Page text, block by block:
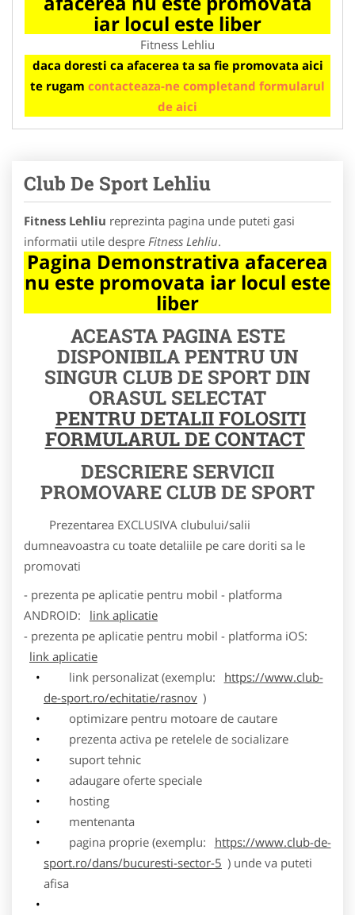
iar locul este liber
Fitness Lehliu
daca doresti ca afacerea ta sa fie promovata aici
te rugam contacteaza-ne completand formularul
de aici
Club De Sport Lehliu
Fitness Lehliu reprezinta pagina unde puteti gasi
informatii utile despre Fitness Lehliu.
Pagina Demonstrativa afacerea
nu este promovata iar locul este
liber
ACEASTA PAGINA ESTE
DISPONIBILA PENTRU UN
SINGUR CLUB DE SPORT DIN
ORASUL SELECTAT
PENTRU DETALII FOLOSITI
FORMULARUL DE CONTACT
DESCRIERE SERVICII
PROMOVARE CLUB DE SPORT
Prezentarea EXCLUSIVA clubului/salii
dumneavoastra cu toate detaliile pe care doriti sa le
promovati
- prezenta pe aplicatie pentru mobil - platforma
ANDROID:
link aplicatie
- prezenta pe aplicatie pentru mobil - platforma iOS:
link aplicatie
link personalizat (exemplu:
https://www.club-
de-sport.ro/echitatie/rasnov )
optimizare pentru motoare de cautare
prezenta activa pe retelele de socializare
suport tehnic
adaugare oferte speciale
hosting
mentenanta
pagina proprie (exemplu:
https://www.club-de-
sport.ro/dans/bucuresti-sector-5 ) unde va puteti
afisa